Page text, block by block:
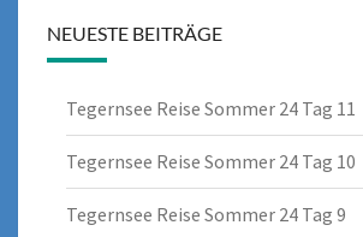
NEUESTE BEITRÄGE
Tegernsee Reise Sommer 24 Tag 11
Tegernsee Reise Sommer 24 Tag 10
Tegernsee Reise Sommer 24 Tag 9